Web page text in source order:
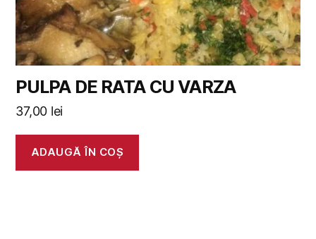
PULPA DE RATA CU VARZA
37,00 lei
ADAUGĂ ÎN COȘ